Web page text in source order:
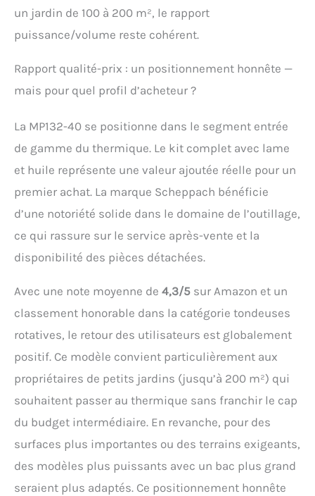
un jardin de 100 à 200 m², le rapport
puissance/volume reste cohérent.
Rapport qualité-prix : un positionnement honnête —
mais pour quel profil d’acheteur ?
La MP132-40 se positionne dans le segment entrée
de gamme du thermique. Le kit complet avec lame
et huile représente une valeur ajoutée réelle pour un
premier achat. La marque Scheppach bénéficie
d’une notoriété solide dans le domaine de l’outillage,
ce qui rassure sur le service après-vente et la
disponibilité des pièces détachées.
Avec une note moyenne de 4,3/5 sur Amazon et un
classement honorable dans la catégorie tondeuses
rotatives, le retour des utilisateurs est globalement
positif. Ce modèle convient particulièrement aux
propriétaires de petits jardins (jusqu’à 200 m²) qui
souhaitent passer au thermique sans franchir le cap
du budget intermédiaire. En revanche, pour des
surfaces plus importantes ou des terrains exigeants,
des modèles plus puissants avec un bac plus grand
seraient plus adaptés. Ce positionnement honnête